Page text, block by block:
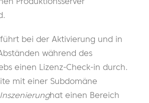
bei der Aktivierung und in
während des
einen Lizenz-Check-in durch.
mit einer Subdomäne
Inszenierunghat einen Bereich